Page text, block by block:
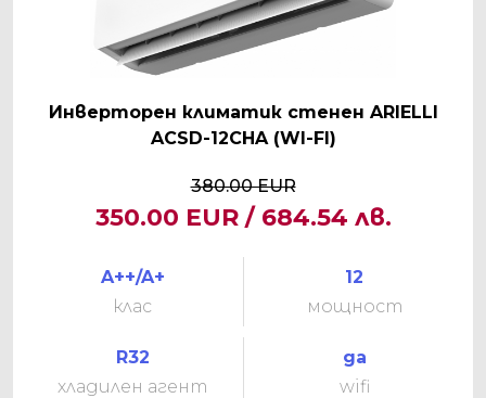
Инверторен климатик стенен ARIELLI
ACSD-12CHA (WI-FI)
380.00 EUR
350.00 EUR / 684.54 лв.
A++/A+
клас
12
мощност
R32
хладилен агент
да
wifi